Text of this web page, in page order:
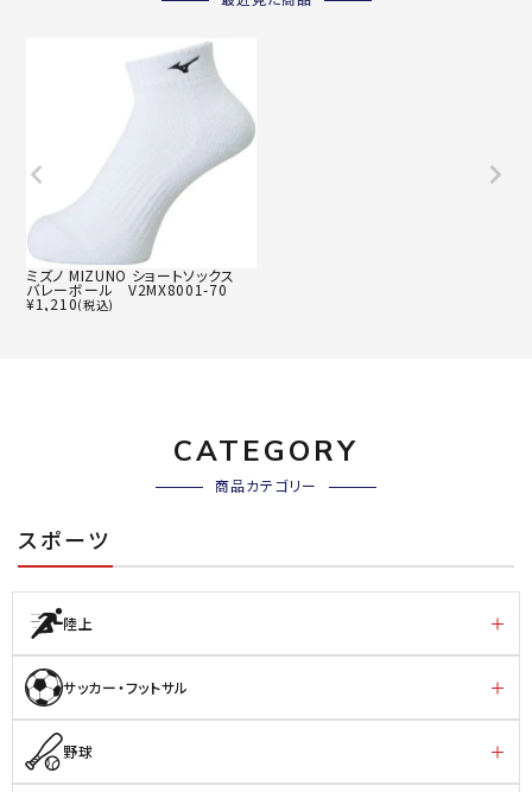
ミズノ MIZUNO ショートソックス
バレーボール V2MX8001-70
¥1,210(税込)
CATEGORY
商品カテゴリー
スポーツ
陸上
サッカー・フットサル
野球